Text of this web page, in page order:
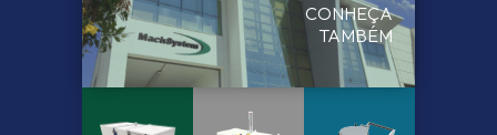
CONHEÇA
TAMBÉM